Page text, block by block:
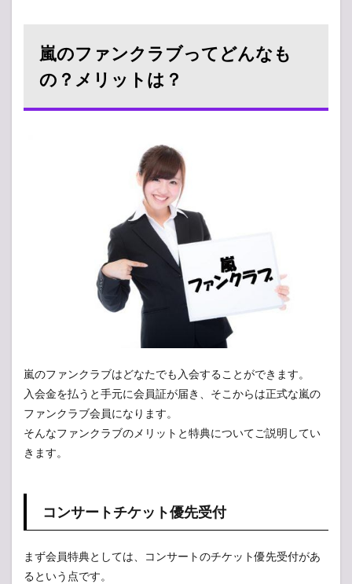
ラブ
って
どん
なも
ント
応募
権利
1.3
会報
会員
証の
1.5
嵐のファンクラブってどんなも
の？メリットは？
嵐のファンクラブはどなたでも入会することができます。
入会金を払うと手元に会員証が届き、そこからは正式な嵐の
ファンクラブ会員になります。
そんなファンクラブのメリットと特典についてご説明してい
きます。
コンサートチケット優先受付
まず会員特典としては、コンサートのチケット優先受付があ
るという点です。